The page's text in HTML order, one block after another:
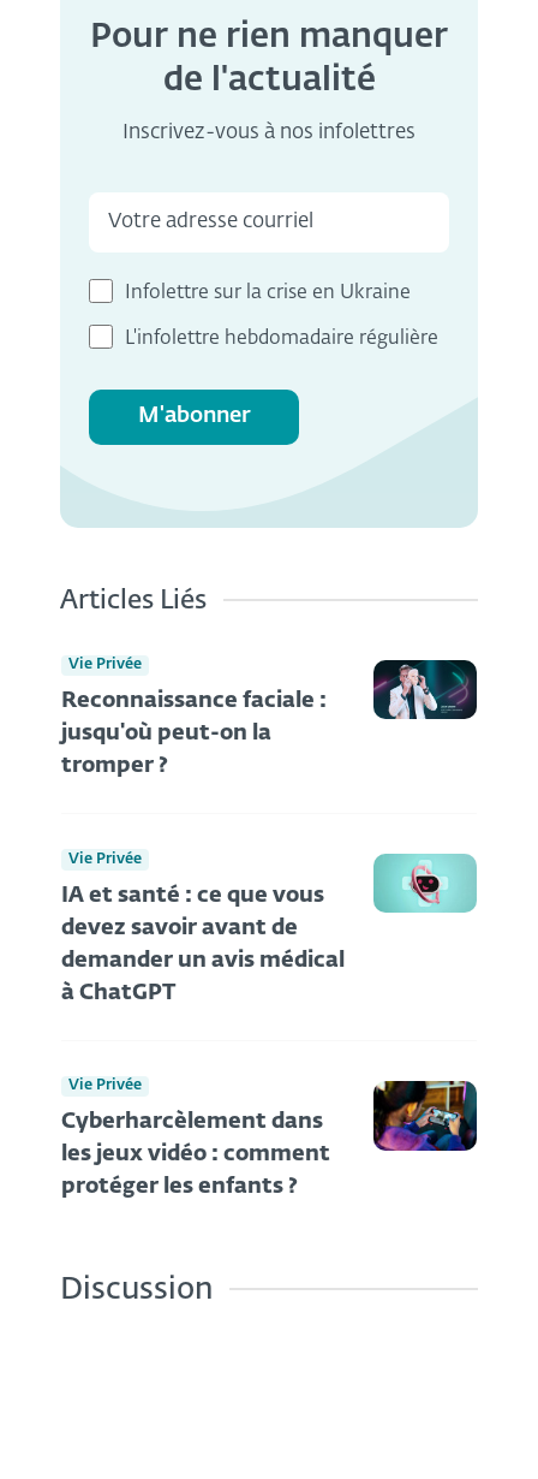
Pour ne rien manquer
de l'actualité
Inscrivez-vous à nos infolettres
Infolettre sur la crise en Ukraine
L'infolettre hebdomadaire régulière
M'abonner
Articles Liés
Vie Privée
Reconnaissance faciale :
jusqu'où peut-on la
tromper ?
Vie Privée
IA et santé : ce que vous
devez savoir avant de
demander un avis médical
à ChatGPT
Vie Privée
Cyberharcèlement dans
les jeux vidéo : comment
protéger les enfants ?
Discussion